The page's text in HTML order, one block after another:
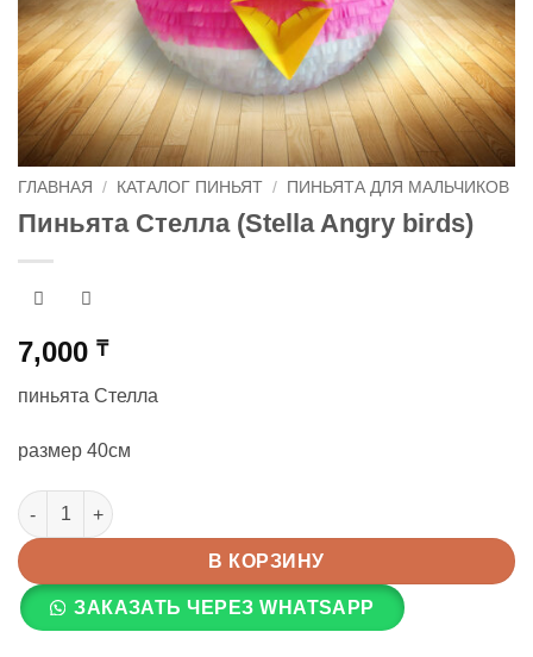
ГЛАВНАЯ / КАТАЛОГ ПИНЬЯТ / ПИНЬЯТА ДЛЯ МАЛЬЧИКОВ
Пиньята Стелла (Stella Angry birds)
7,000 ₸
пиньята Стелла
размер 40см
Количество товара Пиньята Стелла (Stella Angry birds)
В КОРЗИНУ
ЗАКАЗАТЬ ЧЕРЕЗ WHATSAPP